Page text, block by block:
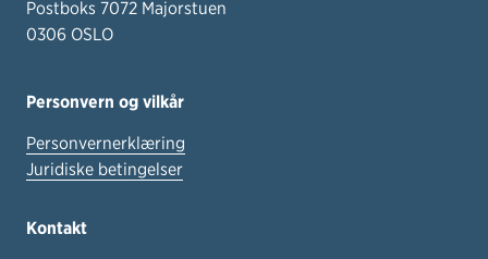
Postboks 7072 Majorstuen
0306 OSLO
Personvern og vilkår
Personvernerklæring
Juridiske betingelser
Kontakt